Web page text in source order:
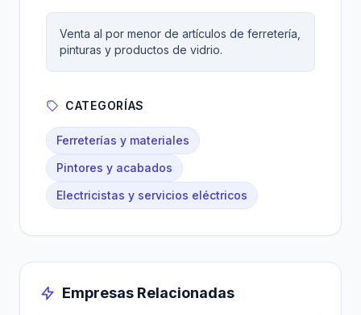
Venta al por menor de artículos de ferretería,
pinturas y productos de vidrio.
CATEGORÍAS
Ferreterías y materiales
Pintores y acabados
Electricistas y servicios eléctricos
Empresas Relacionadas